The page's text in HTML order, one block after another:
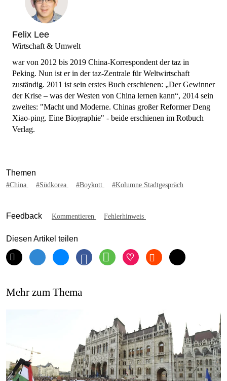
Felix Lee
Wirtschaft & Umwelt
war von 2012 bis 2019 China-Korrespondent der taz in
Peking. Nun ist er in der taz-Zentrale für Weltwirtschaft
zuständig. 2011 ist sein erstes Buch erschienen: „Der Gewinner
der Krise – was der Westen von China lernen kann“, 2014 sein
zweites: "Macht und Moderne. Chinas großer Reformer Deng
Xiao-ping. Eine Biographie" - beide erschienen im Rotbuch
Verlag.
Themen
#China #Südkorea #Boykott #Kolumne Stadtgespräch
Feedback Kommentieren Fehlerhinweis
Diesen Artikel teilen
Mehr zum Thema